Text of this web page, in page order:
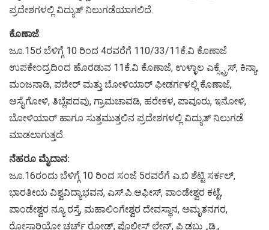
ಪ್ರದೇಶಗಳಲ್ಲಿ ವಿದ್ಯುತ್ ನಿಲುಗಡೆಯಾಗಲಿದೆ.
ಕೊಣಾಜೆ:
ಜೂ.15ರ ಬೆಳಿಗ್ಗೆ 10 ರಿಂದ 4ರವರೆಗೆ 110/33/11ಕೆ.ವಿ ಕೊಣಾಜೆ
ಉಪಕೇಂದ್ರದಿಂದ ಹೊರಡುವ 11ಕೆ.ವಿ ಕೊಣಾಜೆ, ಉಳ್ಳಾಲ ಎಕ್ಸ್ಪ್ರೆಸ್, ಕಿನ್ಯಾ,
ಮಂಜನಾಡಿ, ಪಜೀರ್ ಮತ್ತು ಬೋಳಿಯಾರ್ ಫೀಡರ್ಗಳಲ್ಲಿ ಕೊಣಾಜೆ,
ಆಸೈಗೋಳಿ, ತಿಬ್ಲೆಪದವು, ಗ್ರಾಮಚಾವಡಿ, ಹರೇಕಳ, ಪಾವೂರು, ಇನೋಳಿ,
ಬೋಳಿಯಾರ್ ಹಾಗೂ ಸುತ್ತಮುತ್ತಲಿನ ಪ್ರದೇಶಗಳಲ್ಲಿ ವಿದ್ಯುತ್ ನಿಲುಗಡೆ
ಮಾಡಲಾಗುತ್ತದೆ.
ನೆಹರೂ ಮೈದಾನ:
ಜೂ.16ರಂದು ಬೆಳಿಗ್ಗೆ 10 ರಿಂದ ಸಂಜೆ 5ರವರೆಗೆ ಎ.ಬಿ ಶೆಟ್ಟಿ ಸರ್ಕಲ್,
ಭಾರತೀಯ ವಿಶ್ವವಿದ್ಯಾಭವನ, ಎಸ್.ಪಿ.ಆಫೀಸ್, ಪಾಂಡೇಶ್ವರ ಕಟ್ಟೆ,
ಪಾಂಡೇಶ್ವರ ನ್ಯೂ ರಸ್ತೆ, ಮಹಾಲಿಂಗೇಶ್ವರ ದೇವಸ್ಥಾನ, ಅಮೃತನಗರ,
ರೋಸಾರಿಯೋ ಚರ್ಚ್ ರೋಡ್, ಪೊಲೀಸ್ ಲೇನ್, ಪಿ.ಡಬ್ಲ್ಯು.ಡಿ.,